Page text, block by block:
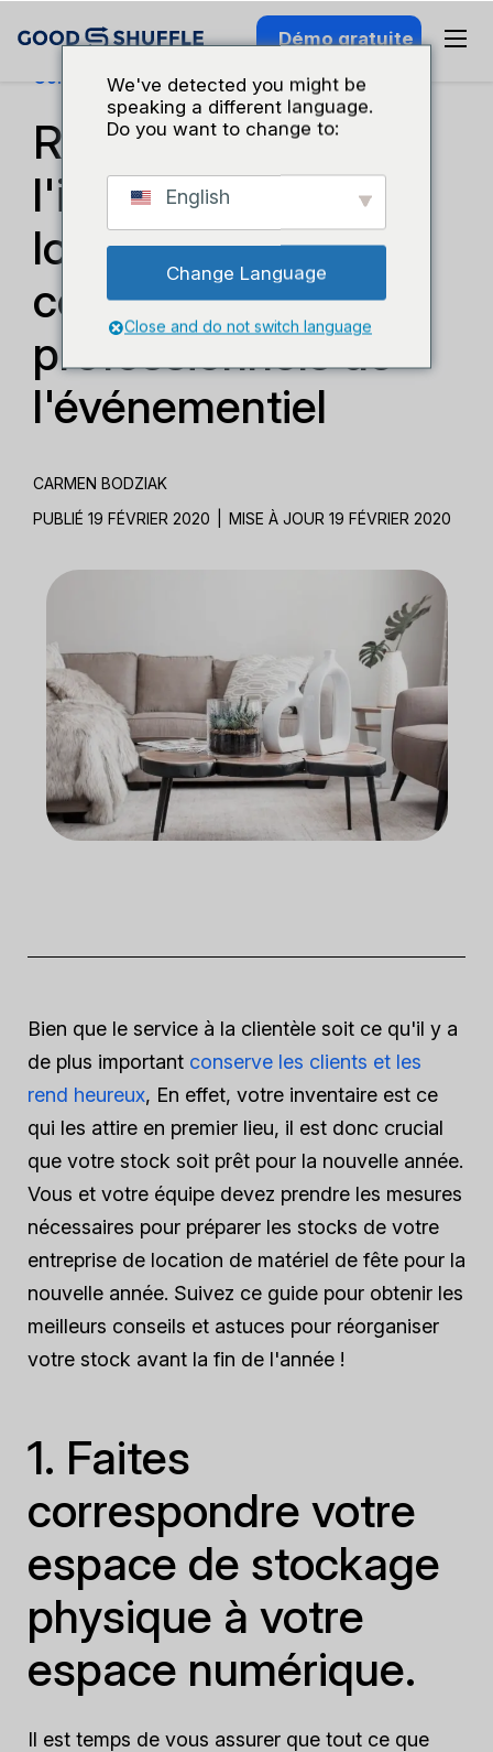
Démo gratuite
Connaissance Du Secteur
Réorganiser
l'inventaire des
locations : 10
conseils pour les
professionnels de
l'événementiel
CARMEN BODZIAK
PUBLIÉ 19 FÉVRIER 2020
MISE À JOUR 19 FÉVRIER 2020
Bien que le service à la clientèle soit ce qu'il y a
de plus important conserve les clients et les
rend heureux, En effet, votre inventaire est ce
qui les attire en premier lieu, il est donc crucial
que votre stock soit prêt pour la nouvelle année.
Vous et votre équipe devez prendre les mesures
nécessaires pour préparer les stocks de votre
entreprise de location de matériel de fête pour la
nouvelle année. Suivez ce guide pour obtenir les
meilleurs conseils et astuces pour réorganiser
votre stock avant la fin de l'année !
1. Faites
correspondre votre
espace de stockage
physique à votre
espace numérique.
Il est temps de vous assurer que tout ce que
We've detected you might be
speaking a different language.
Do you want to change to:
English
Change Language
Close and do not switch language